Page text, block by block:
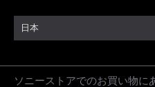
日本
ソニーストアでのお買い物に